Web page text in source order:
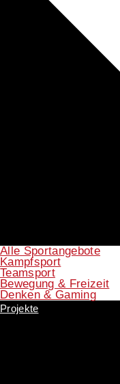
Alle Sportangebote
Kampfsport
Teamsport
Bewegung & Freizeit
Denken & Gaming
Projekte